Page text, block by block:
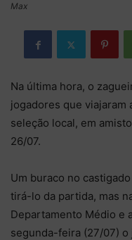
Max
Na última hora, o
jogadores que viajaram
seleção local, em
26/07.
Um buraco no
tirá-lo da partida, mas
Departamento Médio e
segunda-feira (27/07)